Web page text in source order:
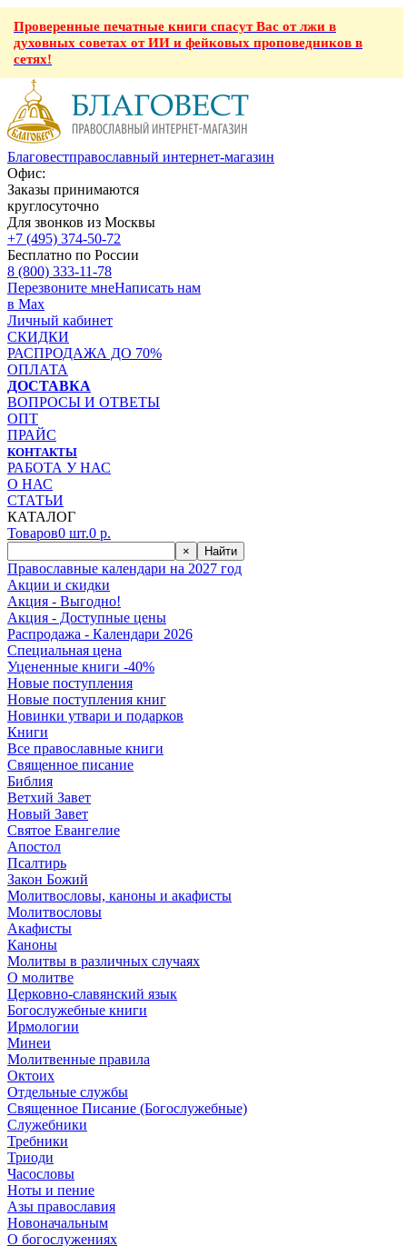
Проверенные печатные книги спасут Вас от лжи в
духовных советах от ИИ и фейковых проповедников в
сетях!
Благовестправославный интернет-магазин
Офис:
Заказы принимаются
круглосуточно
Для звонков из Москвы
+7 (495) 374-50-72
Бесплатно по России
8 (800) 333-11-78
Перезвоните мнеНаписать нам
в Max
Личный кабинет
СКИДКИ
РАСПРОДАЖА ДО 70%
ОПЛАТА
ДОСТАВКА
ВОПРОСЫ И ОТВЕТЫ
ОПТ
ПРАЙС
КОНТАКТЫ
РАБОТА У НАС
О НАС
СТАТЬИ
КАТАЛОГ
Товаров0 шт.0 р.
× Найти
Православные календари на 2027 год
Акции и скидки
Акция - Выгодно!
Акция - Доступные цены
Распродажа - Календари 2026
Специальная цена
Уцененные книги -40%
Новые поступления
Новые поступления книг
Новинки утвари и подарков
Книги
Все православные книги
Священное писание
Библия
Ветхий Завет
Новый Завет
Святое Евангелие
Апостол
Псалтирь
Закон Божий
Молитвословы, каноны и акафисты
Молитвословы
Акафисты
Каноны
Молитвы в различных случаях
О молитве
Церковно-славянский язык
Богослужебные книги
Ирмологии
Минеи
Молитвенные правила
Октоих
Отдельные службы
Священное Писание (Богослужебные)
Служебники
Требники
Триоди
Часословы
Ноты и пение
Азы православия
Новоначальным
О богослужениях